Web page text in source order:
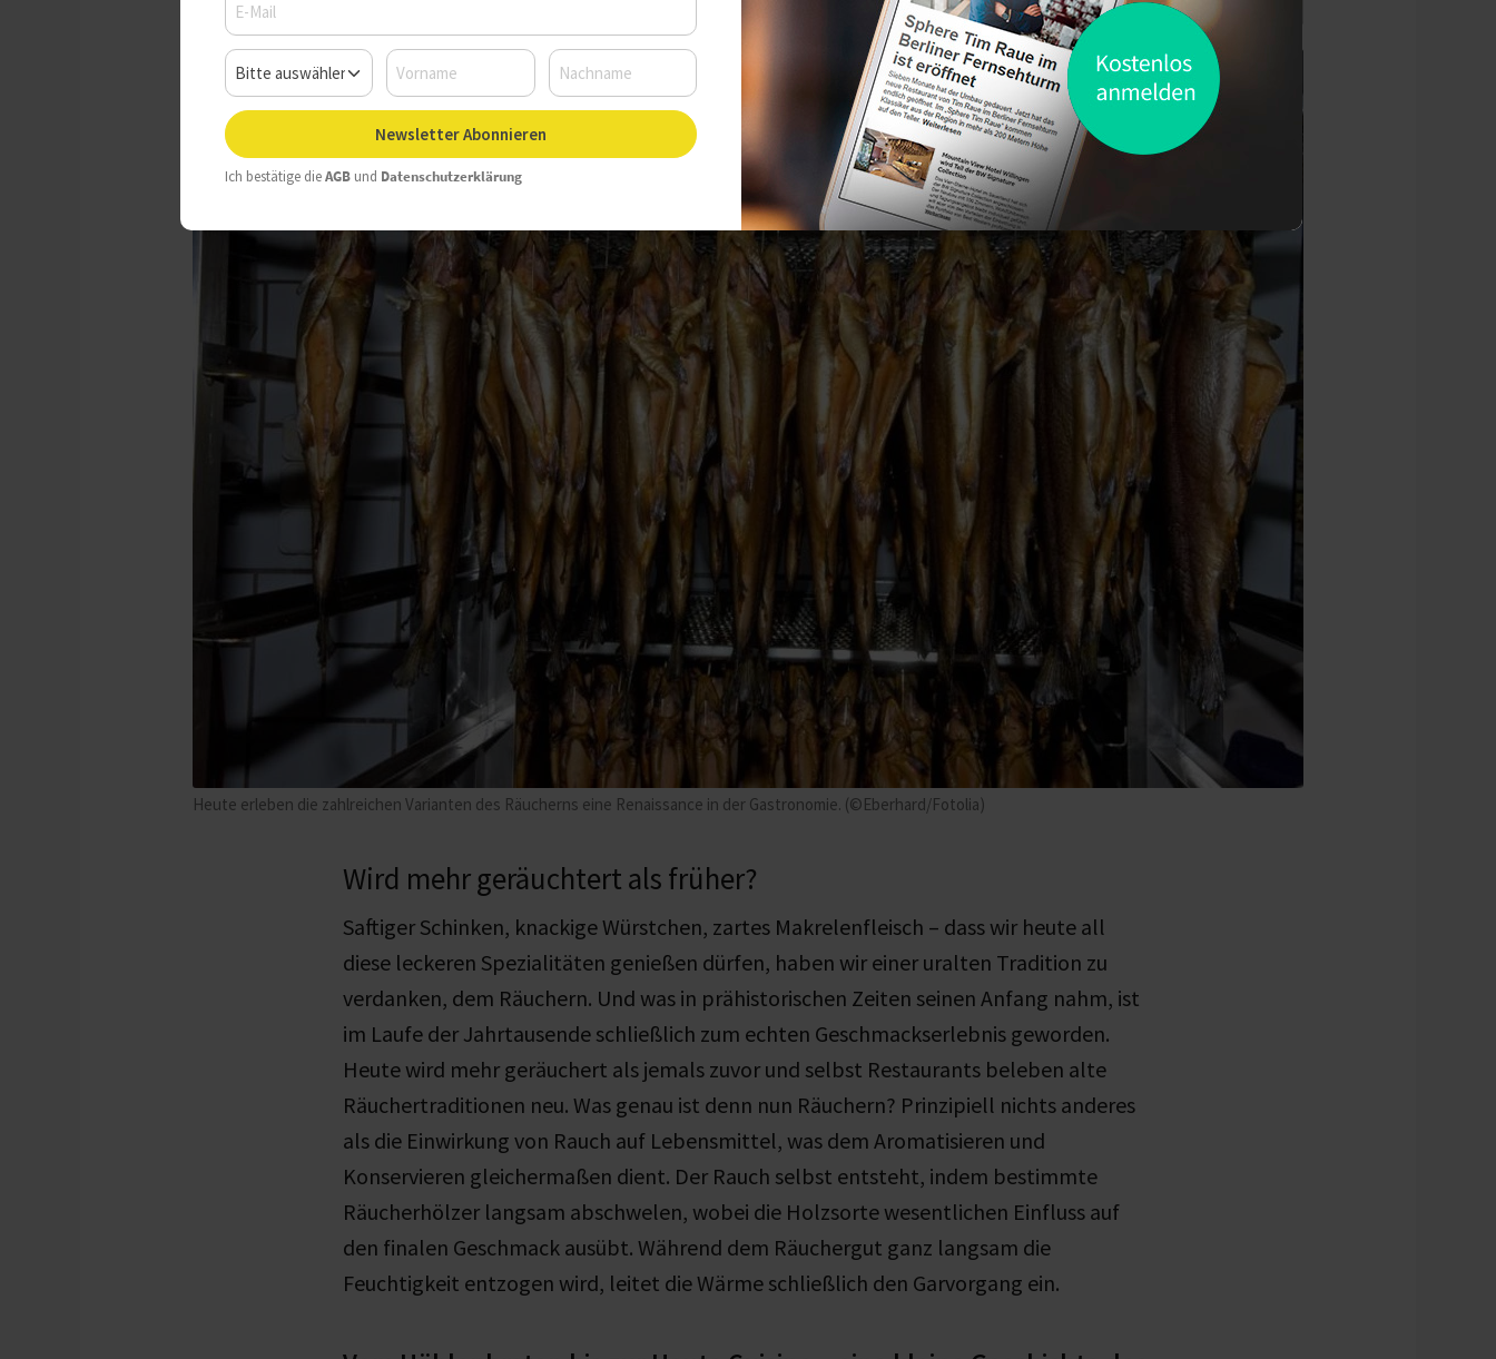
Heute erleben die zahlreichen Varianten des Räucherns eine Renaissance in der Gastronomie. (©Eberhard/Fotolia)
Wird mehr geräuchtert als früher?
Saftiger Schinken, knackige Würstchen, zartes Makrelenfleisch – dass wir heute all
diese leckeren Spezialitäten genießen dürfen, haben wir einer uralten Tradition zu
verdanken, dem Räuchern. Und was in prähistorischen Zeiten seinen Anfang nahm, ist
im Laufe der Jahrtausende schließlich zum echten Geschmackserlebnis geworden.
Heute wird mehr geräuchert als jemals zuvor und selbst Restaurants beleben alte
Räuchertraditionen neu. Was genau ist denn nun Räuchern? Prinzipiell nichts anderes
als die Einwirkung von Rauch auf Lebensmittel, was dem Aromatisieren und
Konservieren gleichermaßen dient. Der Rauch selbst entsteht, indem bestimmte
Räucherhölzer langsam abschwelen, wobei die Holzsorte wesentlichen Einfluss auf
den finalen Geschmack ausübt. Während dem Räuchergut ganz langsam die
Feuchtigkeit entzogen wird, leitet die Wärme schließlich den Garvorgang ein.
Newsletter Abonnieren
Ich bestätige dieAGB und Datenschutzerklärung